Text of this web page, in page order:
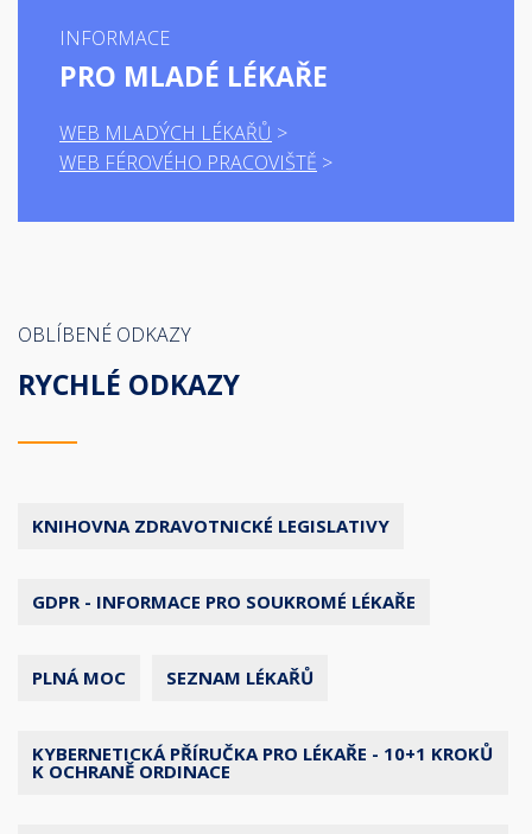
INFORMACE
PRO MLADÉ LÉKAŘE
WEB MLADÝCH LÉKAŘŮ
WEB FÉROVÉHO PRACOVIŠTĚ
OBLÍBENÉ ODKAZY
RYCHLÉ ODKAZY
KNIHOVNA ZDRAVOTNICKÉ LEGISLATIVY
GDPR - INFORMACE PRO SOUKROMÉ LÉKAŘE
PLNÁ MOC SEZNAM LÉKAŘŮ
KYBERNETICKÁ PŘÍRUČKA PRO LÉKAŘE - 10+1 KROKŮ
K OCHRANĚ ORDINACE